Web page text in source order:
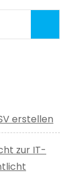
erstellen
zur IT-